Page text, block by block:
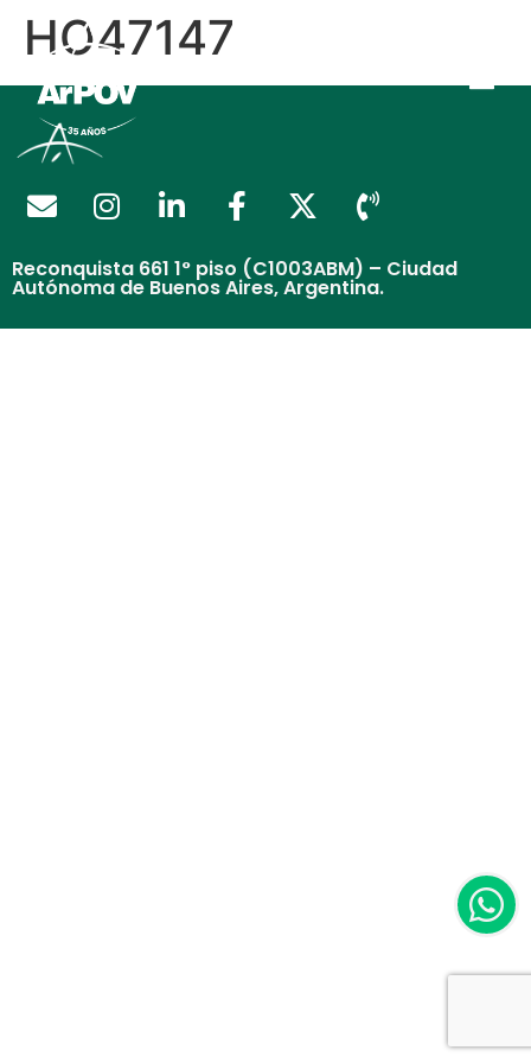
HO47147
Reconquista 661 1° piso (C1003ABM) – Ciudad
Autónoma de Buenos Aires, Argentina.